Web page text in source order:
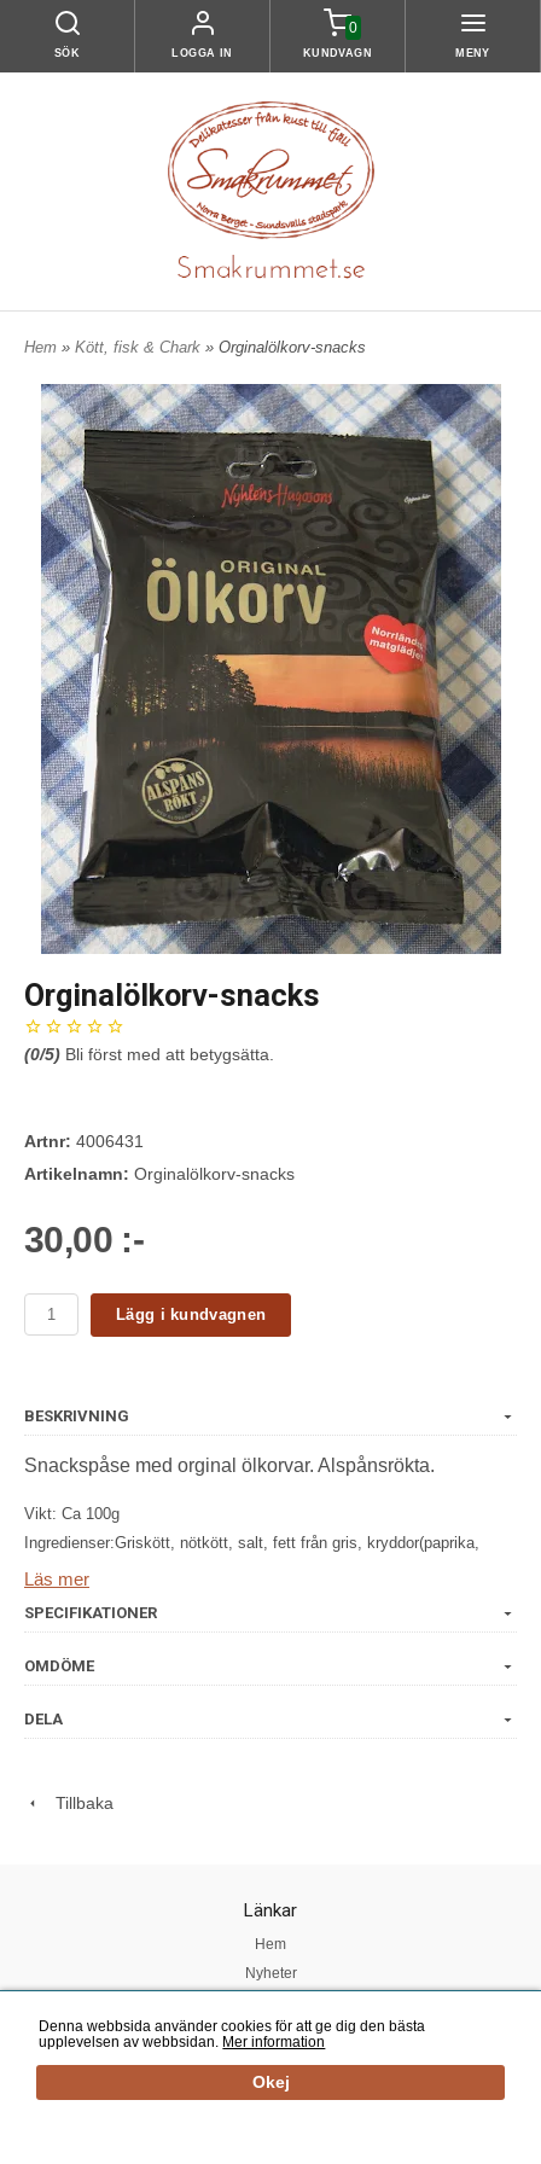
Okej
Denna webbsida använder cookies för att ge dig den bästa
upplevelsen av webbsidan. Mer information
SÖK LOGGA IN
0
KUNDVAGN MENY
Hem » Kött, fisk & Chark » Orginalölkorv-snacks
Orginalölkorv-snacks
(0/5) Bli först med att betygsätta.
Artnr: 4006431
Artikelnamn: Orginalölkorv-snacks
30,00 :-
Lägg i kundvagnen
BESKRIVNING
Snackspåse med orginal ölkorvar. Alspånsrökta.
Vikt: Ca 100g
Ingredienser:Griskött, nötkött, salt, fett från gris, kryddor(paprika,
peppar, vitlök, koriander), invertsocker, dextros, lök,
Läs mer
SPECIFIKATIONER
OMDÖME
DELA
Tillbaka
Länkar
Hem
Nyheter
Köpvillkor